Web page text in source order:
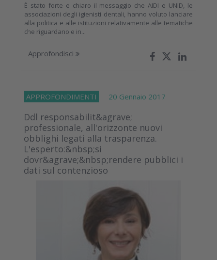
È stato forte e chiaro il messaggio che AIDI e UNID, le
associazioni degli igienisti dentali, hanno voluto lanciare
alla politica e alle istituzioni relativamente alle tematiche
che riguardano e in...
Approfondisci
APPROFONDIMENTI 20 Gennaio 2017
Ddl responsabilit&agrave;
professionale, all'orizzonte nuovi
obblighi legati alla trasparenza.
L'esperto:&nbsp;si
dovr&agrave;&nbsp;rendere pubblici i
dati sul contenzioso